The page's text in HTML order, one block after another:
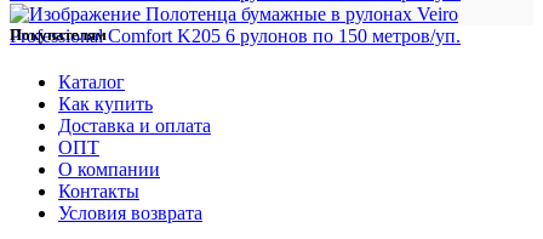
Покупателям
Каталог
Как купить
Доставка и оплата
ОПТ
О компании
Контакты
Условия возврата